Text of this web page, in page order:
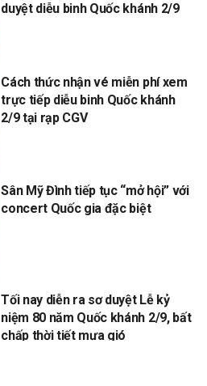
duyệt diễu binh Quốc khánh 2/9
Cách thức nhận vé miễn phí xem
trực tiếp diễu binh Quốc khánh
2/9 tại rạp CGV
Sân Mỹ Đình tiếp tục “mở hội” với
concert Quốc gia đặc biệt
Tối nay diễn ra sơ duyệt Lễ kỷ
niệm 80 năm Quốc khánh 2/9, bất
chấp thời tiết mưa gió